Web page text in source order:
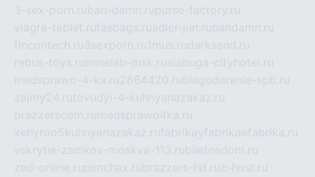
3-sex-porn.ruban-damn.rupurse-factory.ru
viagra-tablet.rufasbags.ruadler-jun.rubandamn.ru
fincontech.ru3sexporn.ru1mus.rudarksand.ru
rebus-toys.ru minelab-msk.rualabuga-cityhotel.ru
medsprawo-4-ka.ru2864420.rublagodarenie-spb.ru
zajmy24.rutovudyi-4-kuhnyanazakaz.ru
brazzerscom.ru medsprawo4ka.ru
xehyroo5kuhnyanazakaz.rufabrikayfabrikaefabrika.ru
vskrytie-zamkov-moskva-113.rubiletnadom.ru
zed-online.rupimchax.rubrazzers-hd.ruz-host.ru